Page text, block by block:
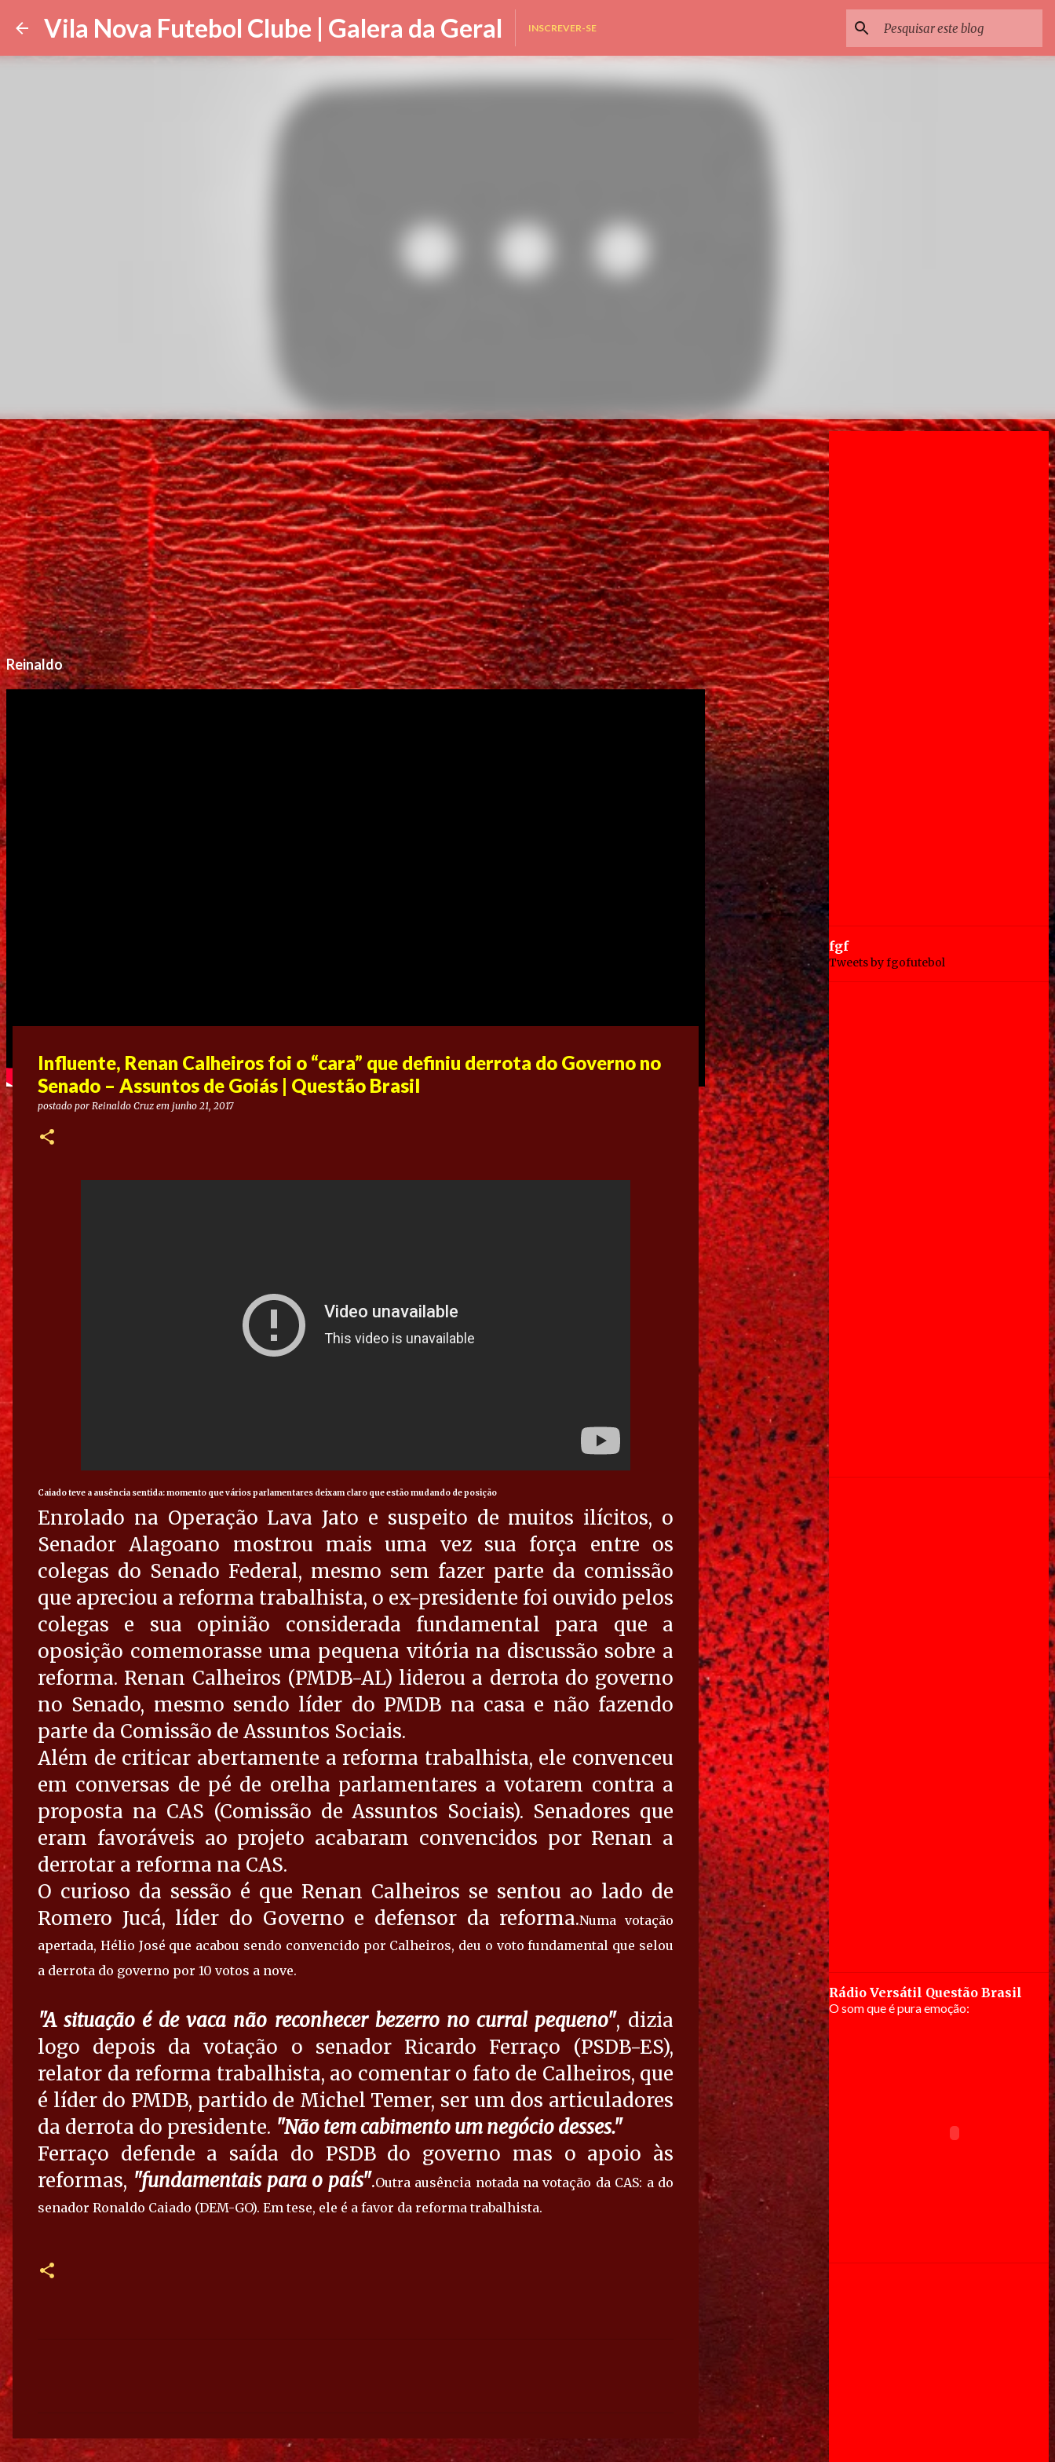
Pular para o conteúdo principal
Vila Nova Futebol Clube | Galera da Geral INSCREVER-SE
Reinaldo
Influente, Renan Calheiros foi o “cara” que definiu derrota do Governo no
Senado – Assuntos de Goiás | Questão Brasil
postado por Reinaldo Cruz em junho 21, 2017
Caiado teve a ausência sentida: momento que vários parlamentares deixam claro que estão mudando de posição
Enrolado na Operação Lava Jato e suspeito de muitos ilícitos, o
Senador Alagoano mostrou mais uma vez sua força entre os
colegas do Senado Federal, mesmo sem fazer parte da comissão
que apreciou a reforma trabalhista, o ex-presidente foi ouvido pelos
colegas e sua opinião considerada fundamental para que a
oposição comemorasse uma pequena vitória na discussão sobre a
reforma. Renan Calheiros (PMDB-AL) liderou a derrota do governo
no Senado, mesmo sendo líder do PMDB na casa e não fazendo
parte da Comissão de Assuntos Sociais.
Além de criticar abertamente a reforma trabalhista, ele convenceu
em conversas de pé de orelha parlamentares a votarem contra a
proposta na CAS (Comissão de Assuntos Sociais). Senadores que
eram favoráveis ao projeto acabaram convencidos por Renan a
derrotar a reforma na CAS.
O curioso da sessão é que Renan Calheiros se sentou ao lado de
Romero Jucá, líder do Governo e defensor da reforma.Numa votação
apertada, Hélio José que acabou sendo convencido por Calheiros, deu o voto fundamental que selou
a derrota do governo por 10 votos a nove.
"A situação é de vaca não reconhecer bezerro no curral pequeno", dizia
logo depois da votação o senador Ricardo Ferraço (PSDB-ES),
relator da reforma trabalhista, ao comentar o fato de Calheiros, que
é líder do PMDB, partido de Michel Temer, ser um dos articuladores
da derrota do presidente. "Não tem cabimento um negócio desses."
Ferraço defende a saída do PSDB do governo mas o apoio às
reformas, "fundamentais para o país".Outra ausência notada na votação da CAS: a do
senador Ronaldo Caiado (DEM-GO). Em tese, ele é a favor da reforma trabalhista.
fgf
Tweets by fgofutebol
Rádio Versátil Questão Brasil
O som que é pura emoção: